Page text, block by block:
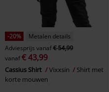
-20%
Metalen details
Adviesprijs vanaf€ 54,99
vanaf€ 43,99
Cassius Shirt Vixxsin
Shirt met
korte mouwen